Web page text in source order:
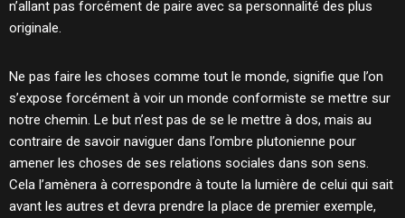
n’allant pas forcément de paire avec sa personnalité des plus
originale.
Ne pas faire les choses comme tout le monde, signifie que l’on
s’expose forcément à voir un monde conformiste se mettre sur
notre chemin. Le but n’est pas de se le mettre à dos, mais au
contraire de savoir naviguer dans l’ombre plutonienne pour
amener les choses de ses relations sociales dans son sens.
Cela l’amènera à correspondre à toute la lumière de celui qui sait
avant les autres et devra prendre la place de premier exemple,